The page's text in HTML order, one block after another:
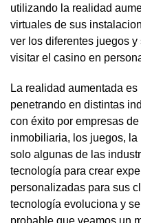
utilizando la realidad
virtuales de sus
ver los diferentes juegos
visitar el casino en
La realidad aumentada
penetrando en distintas
con éxito por empresas
inmobiliaria, los juegos,
solo algunas de las
tecnología para crear
personalizadas para sus
tecnología evoluciona y